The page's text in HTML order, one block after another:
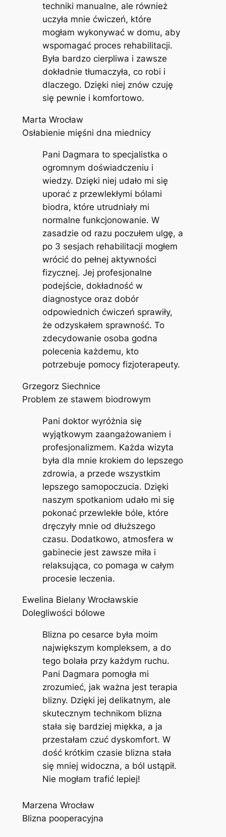
techniki manualne, ale również
uczyła mnie ćwiczeń, które
mogłam wykonywać w domu, aby
wspomagać proces rehabilitacji.
Była bardzo cierpliwa i zawsze
dokładnie tłumaczyła, co robi i
dlaczego. Dzięki niej znów czuję
się pewnie i komfortowo.
Marta Wrocław
Osłabienie mięśni dna miednicy
Pani Dagmara to specjalistka o
ogromnym doświadczeniu i
wiedzy. Dzięki niej udało mi się
uporać z przewlekłymi bólami
biodra, które utrudniały mi
normalne funkcjonowanie. W
zasadzie od razu poczułem ulgę, a
po 3 sesjach rehabilitacji mogłem
wrócić do pełnej aktywności
fizycznej. Jej profesjonalne
podejście, dokładność w
diagnostyce oraz dobór
odpowiednich ćwiczeń sprawiły,
że odzyskałem sprawność. To
zdecydowanie osoba godna
polecenia każdemu, kto
potrzebuje pomocy fizjoterapeuty.
Grzegorz Siechnice
Problem ze stawem biodrowym
Pani doktor wyróżnia się
wyjątkowym zaangażowaniem i
profesjonalizmem. Każda wizyta
była dla mnie krokiem do lepszego
zdrowia, a przede wszystkim
lepszego samopoczucia. Dzięki
naszym spotkaniom udało mi się
pokonać przewlekłe bóle, które
dręczyły mnie od dłuższego
czasu. Dodatkowo, atmosfera w
gabinecie jest zawsze miła i
relaksująca, co pomaga w całym
procesie leczenia.
Ewelina Bielany Wrocławskie
Dolegliwości bólowe
Blizna po cesarce była moim
największym kompleksem, a do
tego bolała przy każdym ruchu.
Pani Dagmara pomogła mi
zrozumieć, jak ważna jest terapia
blizny. Dzięki jej delikatnym, ale
skutecznym technikom blizna
stała się bardziej miękka, a ja
przestałam czuć dyskomfort. W
dość krótkim czasie blizna stała
się mniej widoczna, a ból ustąpił.
Nie mogłam trafić lepiej!
Marzena Wrocław
Blizna pooperacyjna